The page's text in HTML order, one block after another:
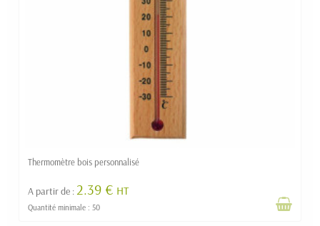
Thermomètre bois personnalisé
A partir de :2.39 € HT
Quantité minimale : 50